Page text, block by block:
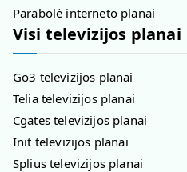
Parabolė interneto planai
Visi televizijos planai
Go3 televizijos planai
Telia televizijos planai
Cgates televizijos planai
Init televizijos planai
Splius televizijos planai